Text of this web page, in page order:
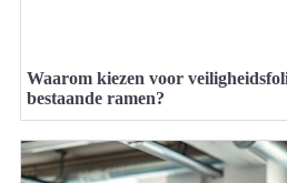
Waarom kiezen voor
bestaande ramen?